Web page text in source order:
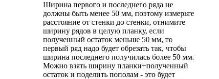
Ширина первого и последнего ряда не
должны быть менее 50 мм, поэтому измерьте
расстояние от стенки до стенки, отнимите
ширину рядов в целую планку, если
полученный остаток меньше 50 мм, то
первый ряд надо будет обрезать так, чтобы
ширина последнего получилась более 50 мм.
Можно взять ширину планки+полученный
остаток и поделить пополам - это будет